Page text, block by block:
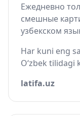
Ежедневно
смешные
узбекском
Har kuni eng
O‘zbek tilidagi
latifa.uz